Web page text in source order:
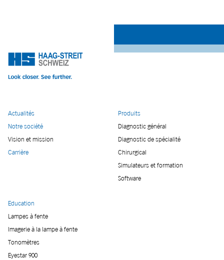
Actualités
Notre société
Vision et mission
Carrière
Produits
Diagnostic général
Diagnostic de spécialité
Chirurgical
Simulateurs et formation
Software
Education
Lampes à fente
Imagerie à la lampe à fente
Tonomètres
Eyestar 900